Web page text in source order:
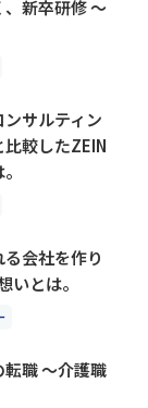
新卒研修 〜
ンサルティン
較したZEIN
会社を作り
いとは。
転職 〜介護職